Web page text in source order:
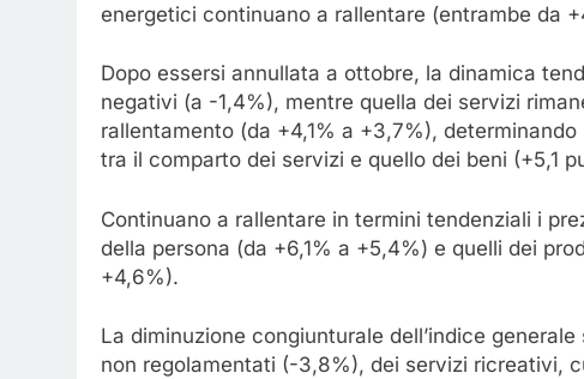
energetici continuano a rallentare (entrambe da
Dopo essersi annullata a ottobre, la dinamica
negativi (a -1,4%), mentre quella dei servizi
rallentamento (da +4,1% a +3,7%),
tra il comparto dei servizi e quello dei beni (+5,1
Continuano a rallentare in termini tendenziali i
della persona (da +6,1% a +5,4%) e quelli dei
+4,6%).
La diminuzione congiunturale dell’indice
non regolamentati (-3,8%), dei servizi ricreativi,